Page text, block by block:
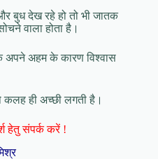
बुध देख रहे हो तो भी जातक
वाला होता है।
अपने अहम के कारण विश्वास
ही अच्छी लगती है।
हेतु संपर्क करें !